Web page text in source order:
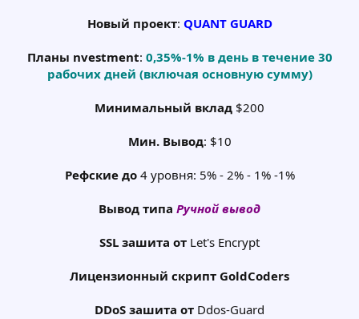
Новый проект: QUANT GUARD
Планы nvestment: 0,35%-1% в день в течение 30
рабочих дней (включая основную сумму)
Минимальный вклад $200
Мин. Вывод: $10
Рефские до4 уровня: 5% - 2% - 1% -1%
Вывод типа Ручной вывод
SSL зашита от Let's Encrypt
Лицензионный скрипт GoldCoders
DDoS зашита от Ddos-Guard​